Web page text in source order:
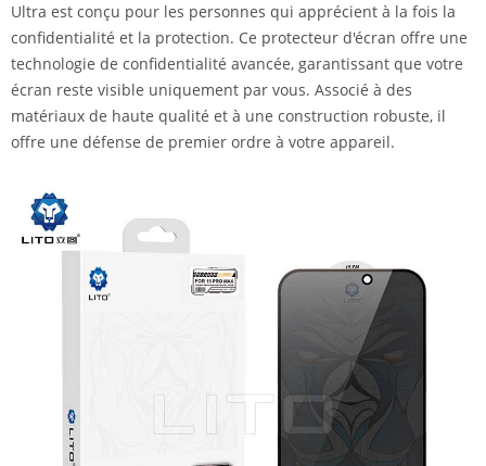
Ultra est conçu pour les personnes qui apprécient à la fois la
confidentialité et la protection. Ce protecteur d'écran offre une
technologie de confidentialité avancée, garantissant que votre
écran reste visible uniquement par vous. Associé à des
matériaux de haute qualité et à une construction robuste, il
offre une défense de premier ordre à votre appareil.